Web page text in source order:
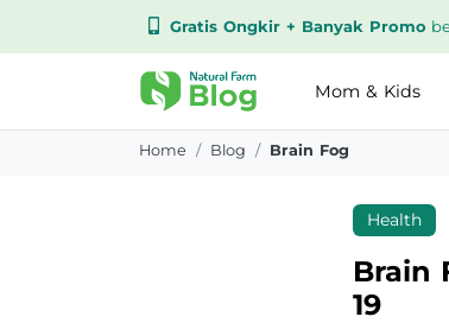
Gratis Ongkir + Banyak Promo
Mom & Kids
Home Blog Brain Fog
Health
Brain
19